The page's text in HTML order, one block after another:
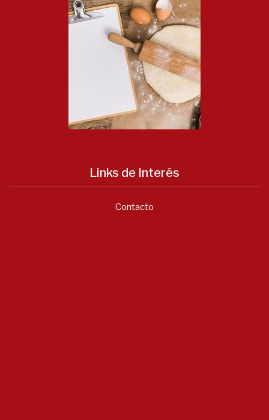
Links de Interés
Contacto